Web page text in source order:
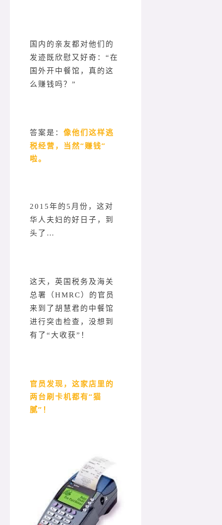
国内的亲友都对他们的
发迹既欣慰又好奇：“在
国外开中餐馆，真的这
么赚钱吗？”
答案是： 像他们这样逃
税经营，当然“赚钱”
啦。
2015年的5月份，这对
华人夫妇的好日子，到
头了…
这天，英国税务及海关
总署（HMRC）的官员
来到了胡慧君的中餐馆
进行突击检查，没想到
有了“大收获”！
官员发现，这家店里的
两台刷卡机都有“猫
腻”！